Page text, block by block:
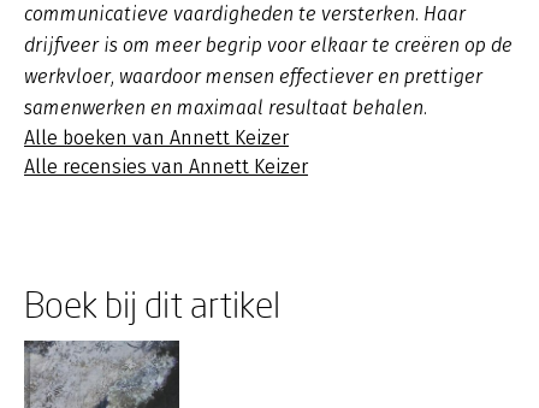
communicatieve vaardigheden te versterken. Haar
drijfveer is om meer begrip voor elkaar te creëren op de
werkvloer, waardoor mensen effectiever en prettiger
samenwerken en maximaal resultaat behalen.
Alle boeken van Annett Keizer
Alle recensies van Annett Keizer
Boek bij dit artikel